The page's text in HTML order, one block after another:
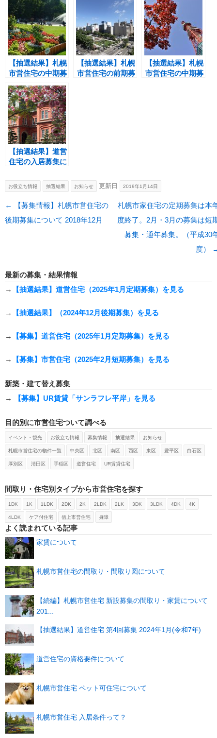
【抽選結果】札幌
市営住宅の中期募
年9月
【抽選結果】札幌
市営住宅の前期募
【抽選結果】札幌
市営住宅の中期募
【抽選結果】道営
住宅の入居募集に
（令和2年）第1
回
お役立ち情報 抽選結果 お知らせ 更新日 2019年1月14日
投稿ナビゲーション
←
【募集情報】札幌市営住宅の
後期募集について 2018年12月
札幌市家住宅の定期募集は本
度終了。2月・3月の募集は短
募集・通年募集。（平成30
度）
最新の募集・結果情報
→
【抽選結果】道営住宅（2025年1月定期募集）を見る
→ 【抽選結果】（2024年12月後期募集）を見る
→ 【募集】道営住宅（2025年1月定期募集）を見る
→ 【募集】市営住宅（2025年2月短期募集）を見る
新築・建て替え募集
→
【募集】UR賃貸「サンラフレ平岸」を見る
目的別に市営住宅ついて調べる
イベント・観光 お役立ち情報 募集情報 抽選結果 お知らせ
札幌市営住宅の物件一覧 中央区 北区 南区 西区 東区 豊平区 白石区
厚別区 清田区 手稲区 道営住宅 UR賃貸住宅
間取り・住宅別タイプから市営住宅を探す
1DK 1K 1LDK 2DK 2K 2LDK 2LK 3DK 3LDK 4DK 4K
4LDK ケア付住宅 借上市営住宅 身障
よく読まれている記事
家賃について
札幌市営住宅の間取り・間取り図について
【続編】札幌市営住宅 新設募集の間取り・家賃について
201...
【抽選結果】道営住宅 第4回募集 2024年1月(令和7年)
道営住宅の資格要件について
札幌市営住宅 ペット可住宅について
札幌市営住宅 入居条件って？